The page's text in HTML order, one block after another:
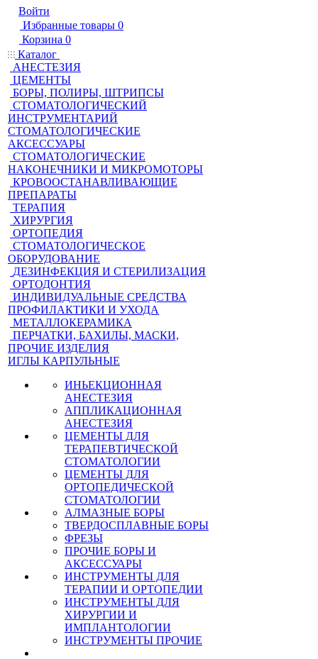
Войти
Избранные товары 0
Корзина 0
Каталог
АНЕСТЕЗИЯ
ЦЕМЕНТЫ
БОРЫ, ПОЛИРЫ, ШТРИПСЫ
СТОМАТОЛОГИЧЕСКИЙ
ИНСТРУМЕНТАРИЙ
СТОМАТОЛОГИЧЕСКИЕ
АКСЕССУАРЫ
СТОМАТОЛОГИЧЕСКИЕ
НАКОНЕЧНИКИ И МИКРОМОТОРЫ
КРОВООСТАНАВЛИВАЮЩИЕ
ПРЕПАРАТЫ
ТЕРАПИЯ
ХИРУРГИЯ
ОРТОПЕДИЯ
СТОМАТОЛОГИЧЕСКОЕ
ОБОРУДОВАНИЕ
ДЕЗИНФЕКЦИЯ И СТЕРИЛИЗАЦИЯ
ОРТОДОНТИЯ
ИНДИВИДУАЛЬНЫЕ СРЕДСТВА
ПРОФИЛАКТИКИ И УХОДА
МЕТАЛЛОКЕРАМИКА
ПЕРЧАТКИ, БАХИЛЫ, МАСКИ,
ПРОЧИЕ ИЗДЕЛИЯ
ИГЛЫ КАРПУЛЬНЫЕ
ИНЬЕКЦИОННАЯ
АНЕСТЕЗИЯ
АППЛИКАЦИОННАЯ
АНЕСТЕЗИЯ
ЦЕМЕНТЫ ДЛЯ
ТЕРАПЕВТИЧЕСКОЙ
СТОМАТОЛОГИИ
ЦЕМЕНТЫ ДЛЯ
ОРТОПЕДИЧЕСКОЙ
СТОМАТОЛОГИИ
АЛМАЗНЫЕ БОРЫ
ТВЕРДОСПЛАВНЫЕ БОРЫ
ФРЕЗЫ
ПРОЧИЕ БОРЫ И
АКСЕССУАРЫ
ИНСТРУМЕНТЫ ДЛЯ
ТЕРАПИИ И ОРТОПЕДИИ
ИНСТРУМЕНТЫ ДЛЯ
ХИРУРГИИ И
ИМПЛАНТОЛОГИИ
ИНСТРУМЕНТЫ ПРОЧИЕ